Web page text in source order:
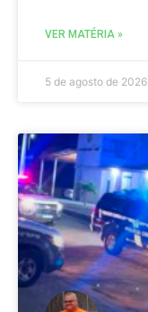
VER MATÉRIA »
5 de agosto de 2026